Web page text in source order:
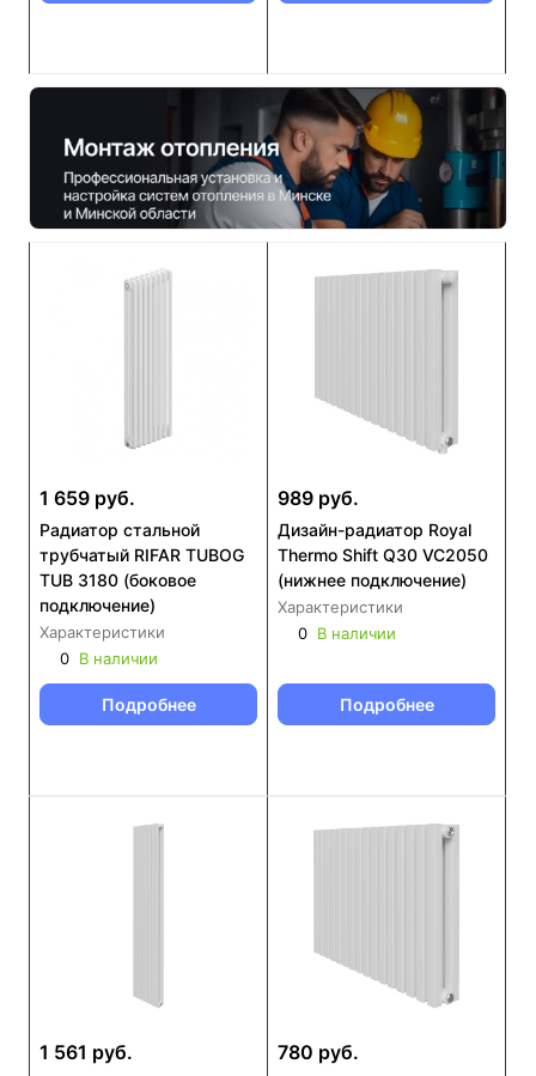
1 659 руб.
Радиатор стальной
трубчатый RIFAR TUBOG
TUB 3180 (боковое
подключение)
Характеристики
0 В наличии
Подробнее
989 руб.
Дизайн-радиатор Royal
Thermo Shift Q30 VC2050
(нижнее подключение)
Характеристики
0 В наличии
Подробнее
1 561 руб. 780 руб.